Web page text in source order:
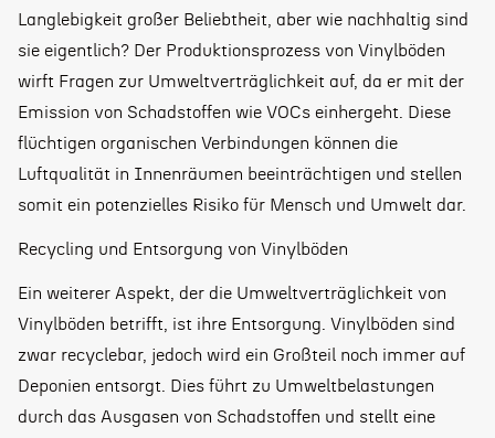
Langlebigkeit großer Beliebtheit, aber wie nachhaltig sind
sie eigentlich? Der Produktionsprozess von Vinylböden
wirft Fragen zur Umweltverträglichkeit auf, da er mit der
Emission von Schadstoffen wie VOCs einhergeht. Diese
flüchtigen organischen Verbindungen können die
Luftqualität in Innenräumen beeinträchtigen und stellen
somit ein potenzielles Risiko für Mensch und Umwelt dar.
Recycling und Entsorgung von Vinylböden
Ein weiterer Aspekt, der die Umweltverträglichkeit von
Vinylböden betrifft, ist ihre Entsorgung. Vinylböden sind
zwar recyclebar, jedoch wird ein Großteil noch immer auf
Deponien entsorgt. Dies führt zu Umweltbelastungen
durch das Ausgasen von Schadstoffen und stellt eine